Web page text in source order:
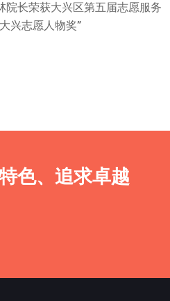
院长荣获大兴区第五届志愿服务
兴志愿人物奖”
色、追求卓越